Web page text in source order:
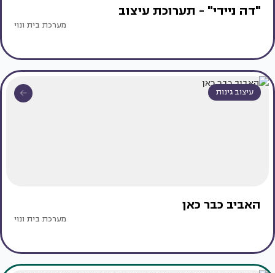
"דה ניידי" - תערוכת עיצוב
מערכת בית ונוי
עיצוב גינות
האביב כבר כאן
מערכת בית ונוי